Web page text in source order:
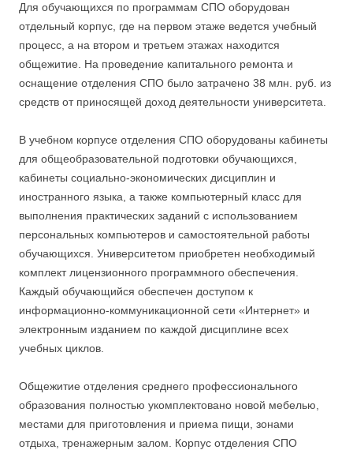
Для обучающихся по программам СПО оборудован
отдельный корпус, где на первом этаже ведется учебный
процесс, а на втором и третьем этажах находится
общежитие. На проведение капитального ремонта и
оснащение отделения СПО было затрачено 38 млн. руб. из
средств от приносящей доход деятельности университета.
В учебном корпусе отделения СПО оборудованы кабинеты
для общеобразовательной подготовки обучающихся,
кабинеты социально-экономических дисциплин и
иностранного языка, а также компьютерный класс для
выполнения практических заданий с использованием
персональных компьютеров и самостоятельной работы
обучающихся. Университетом приобретен необходимый
комплект лицензионного программного обеспечения.
Каждый обучающийся обеспечен доступом к
информационно-коммуникационной сети «Интернет» и
электронным изданием по каждой дисциплине всех
учебных циклов.
Общежитие отделения среднего профессионального
образования полностью укомплектовано новой мебелью,
местами для приготовления и приема пищи, зонами
отдыха, тренажерным залом. Корпус отделения СПО